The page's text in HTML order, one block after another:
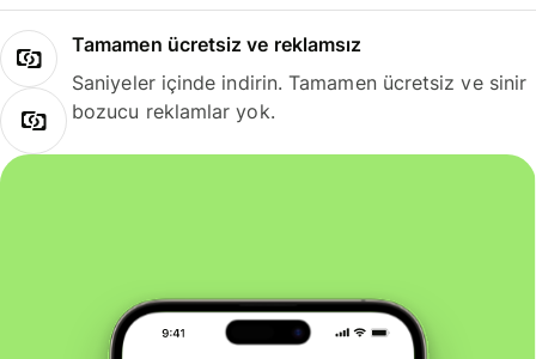
Tamamen ücretsiz ve reklamsız
Saniyeler içinde indirin. Tamamen ücretsiz ve sinir
bozucu reklamlar yok.